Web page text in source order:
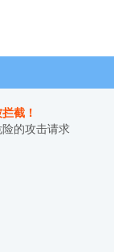
截！
的攻击请求